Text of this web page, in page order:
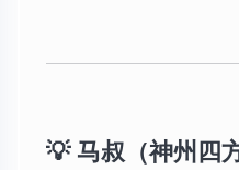
💡 马叔（神州四